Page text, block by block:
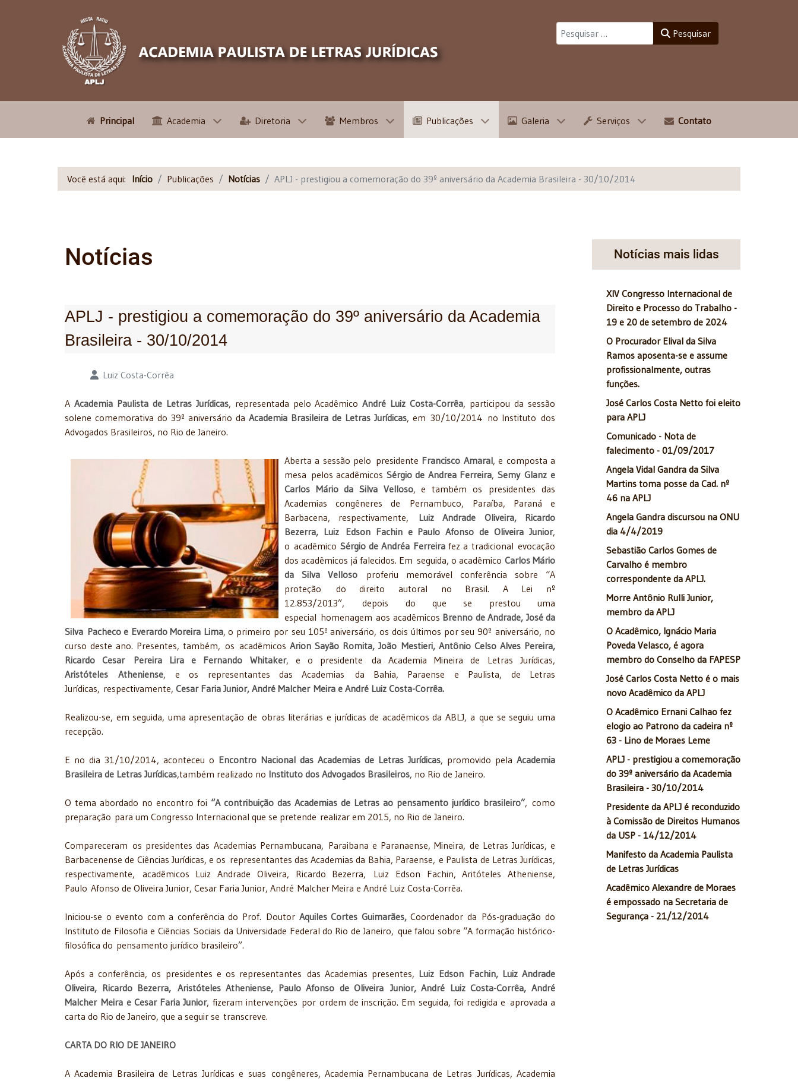
Pesquisar
Principal Academia Diretoria Membros Publicações Galeria Serviços Contato
Você está aqui: Início Publicações Notícias APLJ - prestigiou a comemoração do 39º aniversário da Academia Brasileira - 30/10/2014
Notícias
APLJ - prestigiou a comemoração do 39º aniversário da Academia
Brasileira - 30/10/2014
Detalhes Luiz Costa-Corrêa
A Academia Paulista de Letras Jurídicas, representada pelo Acadêmico André Luiz Costa-Corrêa, participou da sessão
solene comemorativa do 39º aniversário da Academia Brasileira de Letras Jurídicas, em 30/10/2014 no Instituto dos
Advogados Brasileiros, no Rio de Janeiro.
Aberta a sessão pelo presidente Francisco Amaral, e composta a
mesa pelos acadêmicos Sérgio de Andrea Ferreira, Semy Glanz e
Carlos Mário da Silva Velloso, e também os presidentes das
Academias congêneres de Pernambuco, Paraíba, Paraná e
Barbacena, respectivamente, Luiz Andrade Oliveira, Ricardo
Bezerra, Luiz Edson Fachin e Paulo Afonso de Oliveira Junior,
o acadêmico Sérgio de Andréa Ferreirafez a tradicional evocação
dos acadêmicos já falecidos. Em seguida, o acadêmico Carlos Mário
da Silva Velloso proferiu memorável conferência sobre “A
proteção do direito autoral no Brasil. A Lei nº
12.853/2013”, depois do que se prestou uma
especial homenagem aos acadêmicos Brenno de Andrade, José da
Silva Pacheco e Everardo Moreira Lima, o primeiro por seu 105º aniversário, os dois últimos por seu 90º aniversário, no
curso deste ano. Presentes, também, os acadêmicos Arion Sayão Romita, João Mestieri, Antônio Celso Alves Pereira,
Ricardo Cesar Pereira Lira e Fernando Whitaker, e o presidente da Academia Mineira de Letras Jurídicas,
Aristóteles Atheniense, e os representantes das Academias da Bahia, Paraense e Paulista, de Letras
Jurídicas, respectivamente, Cesar Faria Junior, André Malcher Meira e André Luiz Costa-Corrêa.
Realizou-se, em seguida, uma apresentação de obras literárias e jurídicas de acadêmicos da ABLJ, a que se seguiu uma
recepção.
E no dia 31/10/2014, aconteceu o Encontro Nacional das Academias de Letras Jurídicas, promovido pela Academia
Brasileira de Letras Jurídicas,também realizado no Instituto dos Advogados Brasileiros, no Rio de Janeiro.
O tema abordado no encontro foi “A contribuição das Academias de Letras ao pensamento jurídico brasileiro”, como
preparação para um Congresso Internacional que se pretende realizar em 2015, no Rio de Janeiro.
Compareceram os presidentes das Academias Pernambucana, Paraibana e Paranaense, Mineira, de Letras Jurídicas, e
Barbacenense de Ciências Jurídicas, e os representantes das Academias da Bahia, Paraense, e Paulista de Letras Jurídicas,
respectivamente, acadêmicos Luiz Andrade Oliveira, Ricardo Bezerra, Luiz Edson Fachin, Aritóteles Atheniense,
Paulo Afonso de Oliveira Junior, Cesar Faria Junior, André Malcher Meira e André Luiz Costa-Corrêa.
Iniciou-se o evento com a conferência do Prof. Doutor Aquiles Cortes Guimarães,Coordenador da Pós-graduação do
Instituto de Filosofia e Ciências Sociais da Universidade Federal do Rio de Janeiro, que falou sobre “A formação histórico-
filosófica do pensamento jurídico brasileiro”.
Após a conferência, os presidentes e os representantes das Academias presentes, Luiz Edson Fachin, Luiz Andrade
Oliveira, Ricardo Bezerra, Aristóteles Atheniense, Paulo Afonso de Oliveira Junior, André Luiz Costa-Corrêa, André
Malcher Meira e Cesar Faria Junior, fizeram intervenções por ordem de inscrição. Em seguida, foi redigida e aprovada a
carta do Rio de Janeiro, que a seguir se transcreve.
CARTA DO RIO DE JANEIRO
A Academia Brasileira de Letras Jurídicas e suas congêneres, Academia Pernambucana de Letras Jurídicas, Academia
Notícias mais lidas
XIV Congresso Internacional de
Direito e Processo do Trabalho -
19 e 20 de setembro de 2024
O Procurador Elival da Silva
Ramos aposenta-se e assume
profissionalmente, outras
funções.
José Carlos Costa Netto foi eleito
para APLJ
Comunicado - Nota de
falecimento - 01/09/2017
Angela Vidal Gandra da Silva
Martins toma posse da Cad. nº
46 na APLJ
Angela Gandra discursou na ONU
dia 4/4/2019
Sebastião Carlos Gomes de
Carvalho é membro
correspondente da APLJ.
Morre Antônio Rulli Junior,
membro da APLJ
O Acadêmico, Ignácio Maria
Poveda Velasco, é agora
membro do Conselho da FAPESP
José Carlos Costa Netto é o mais
novo Acadêmico da APLJ
O Acadêmico Ernani Calhao fez
elogio ao Patrono da cadeira nº
63 - Lino de Moraes Leme
APLJ - prestigiou a comemoração
do 39º aniversário da Academia
Brasileira - 30/10/2014
Presidente da APLJ é reconduzido
à Comissão de Direitos Humanos
da USP - 14/12/2014
Manifesto da Academia Paulista
de Letras Jurídicas
Acadêmico Alexandre de Moraes
é empossado na Secretaria de
Segurança - 21/12/2014